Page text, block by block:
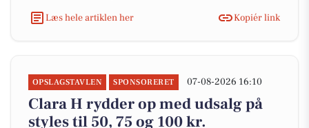
Læs hele artiklen her
Kopiér link
OPSLAGSTAVLEN SPONSORERET 07-08-2026 16:10
Clara H rydder op med udsalg på
styles til 50, 75 og 100 kr.